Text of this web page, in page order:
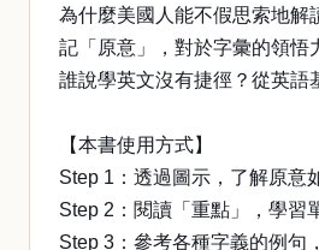
為什麼美國人能不假思索地解
記「原意」，對於字彙的領悟
誰說學英文沒有捷徑？從英語
【本書使用方式】
Step 1：透過圖示，了解原意
Step 2：閱讀「重點」，學習
Step 3：參考各種字義的例句